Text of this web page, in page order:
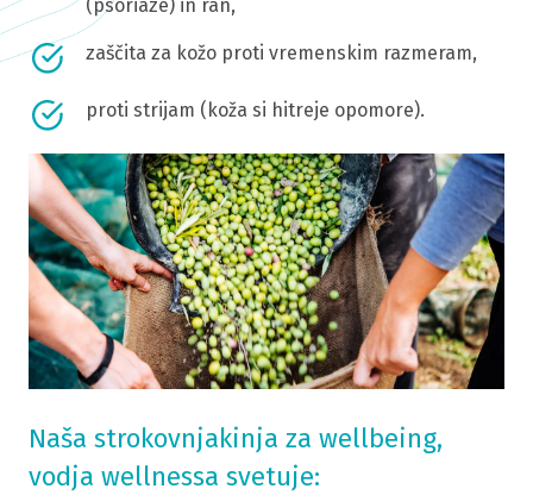
(psoriaze) in ran,
zaščita za kožo proti vremenskim razmeram,
proti strijam (koža si hitreje opomore).
Naša strokovnjakinja za wellbeing,
vodja wellnessa svetuje: